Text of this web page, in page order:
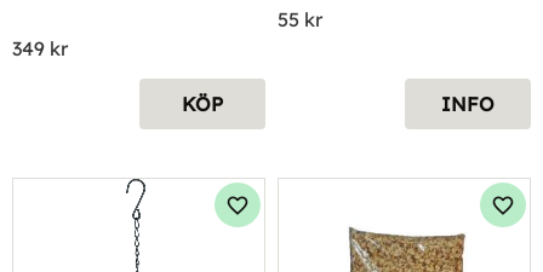
349 kr
KÖP
55 kr
INFO
Lägg till i favoriter